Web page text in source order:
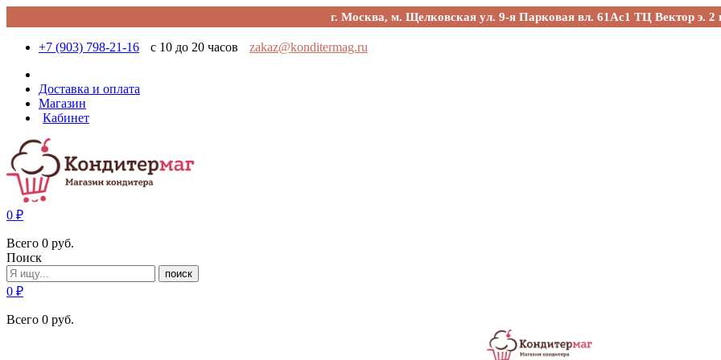
г. Москва, м. Щелковская ул. 9-я Парковая вл. 61Ас1 ТЦ Вектор э. 2
+7 (903) 798-21-16 с 10 до 20 часов zakaz@konditermag.ru
Доставка и оплата
Магазин
Кабинет
0 ₽
Всего 0 руб.
Поиск
поиск
0 ₽
Всего 0 руб.